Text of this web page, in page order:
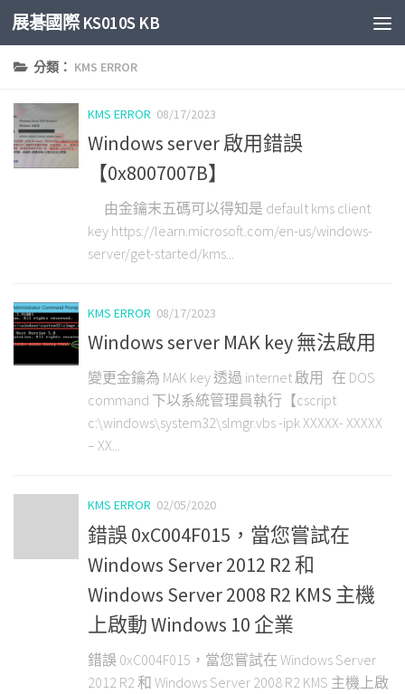
Skip to content
展碁國際 KS010S KB
分類： KMS ERROR
KMS ERROR 08/17/2023
Windows server 啟用錯誤
【0x8007007B】
由金鑰末五碼可以得知是 default kms client
key https://learn.microsoft.com/en-us/windows-
server/get-started/kms...
KMS ERROR 08/17/2023
Windows server MAK key 無法啟用
變更金鑰為 MAK key 透過 internet 啟用 在 DOS
command 下以系統管理員執行【cscript
c:\windows\system32\slmgr.vbs -ipk XXXXX- XXXXX
– XX...
KMS ERROR 02/05/2020
錯誤 0xC004F015，當您嘗試在
Windows Server 2012 R2 和
Windows Server 2008 R2 KMS 主機
上啟動 Windows 10 企業
錯誤 0xC004F015，當您嘗試在 Windows Server
2012 R2 和 Windows Server 2008 R2 KMS 主機上啟